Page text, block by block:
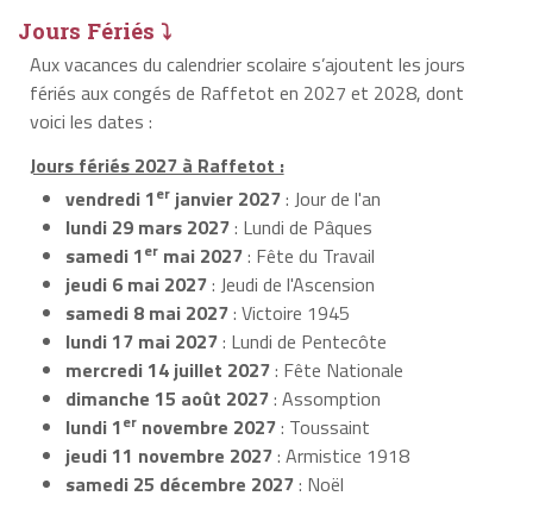
Jours Fériés ⤵
Aux vacances du calendrier scolaire s’ajoutent les jours
fériés aux congés de Raffetot en 2027 et 2028, dont
voici les dates :
Jours fériés 2027 à Raffetot :
vendredi 1er janvier 2027: Jour de l'an
lundi 29 mars 2027: Lundi de Pâques
samedi 1er mai 2027: Fête du Travail
jeudi 6 mai 2027: Jeudi de l'Ascension
samedi 8 mai 2027: Victoire 1945
lundi 17 mai 2027: Lundi de Pentecôte
mercredi 14 juillet 2027: Fête Nationale
dimanche 15 août 2027: Assomption
lundi 1er novembre 2027: Toussaint
jeudi 11 novembre 2027: Armistice 1918
samedi 25 décembre 2027: Noël